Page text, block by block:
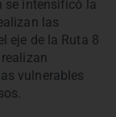
se intensificó la
las
eje de la Ruta 8
vulnerables